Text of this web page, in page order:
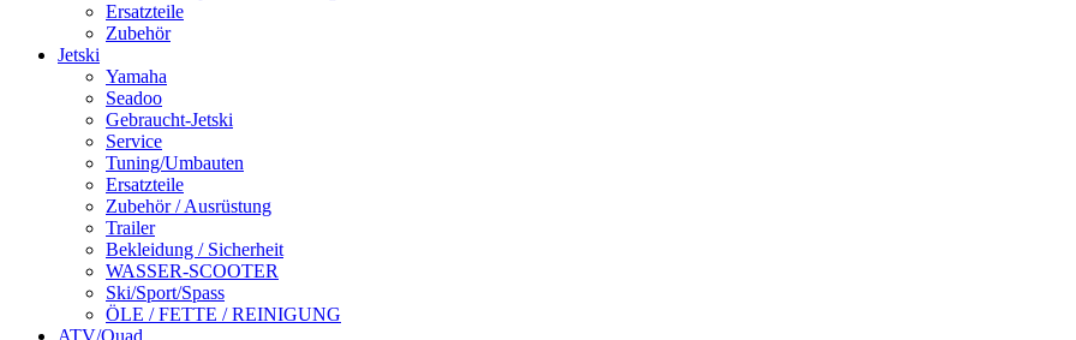
Ersatzteile
Zubehör
Jetski
Yamaha
Seadoo
Gebraucht-Jetski
Service
Tuning/Umbauten
Ersatzteile
Zubehör / Ausrüstung
Trailer
Bekleidung / Sicherheit
WASSER-SCOOTER
Ski/Sport/Spass
ÖLE / FETTE / REINIGUNG